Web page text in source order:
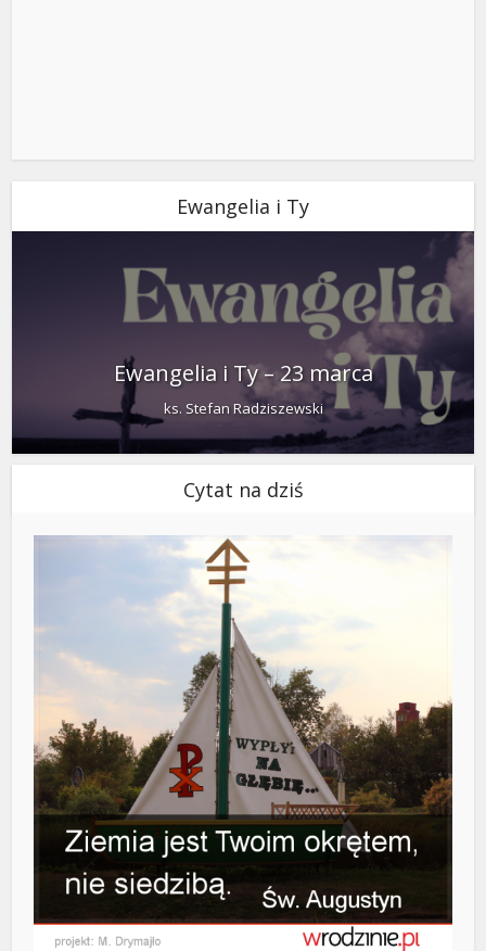
Ewangelia i Ty
Ewangelia i Ty – 23 marca
ks. Stefan Radziszewski
Cytat na dziś